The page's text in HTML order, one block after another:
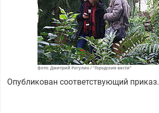
фото: Дмитрий Рогулин / "Городские вести"
Опубликован соответствующий приказ.